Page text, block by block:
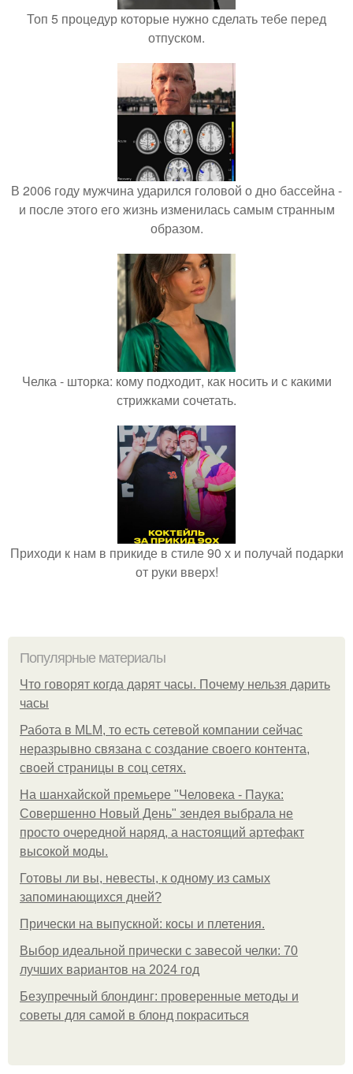
Топ 5 процедур которые нужно сделать тебе перед
отпуском.
В 2006 году мужчина ударился головой о дно бассейна -
и после этого его жизнь изменилась самым странным
образом.
Челка - шторка: кому подходит, как носить и с какими
стрижками сочетать.
Приходи к нам в прикиде в стиле 90 х и получай подарки
от руки вверх!
Популярные материалы
Что говорят когда дарят часы. Почему нельзя дарить
часы
Работа в MLM, то есть сетевой компании сейчас
неразрывно связана с создание своего контента,
своей страницы в соц сетях.
На шанхайской премьере "Человека - Паука:
Совершенно Новый День" зендея выбрала не
просто очередной наряд, а настоящий артефакт
высокой моды.
Готовы ли вы, невесты, к одному из самых
запоминающихся дней?
Прически на выпускной: косы и плетения.
Выбор идеальной прически с завесой челки: 70
лучших вариантов на 2024 год
Безупречный блондинг: проверенные методы и
советы для самой в блонд покраситься